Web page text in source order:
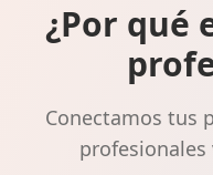
¿Por qué
Conectamos tus
profesionales